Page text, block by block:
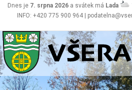
INFO: +420 775 900 964 |
Dnes je 7. srpna 2026 a svátek má Lada
Všeradov